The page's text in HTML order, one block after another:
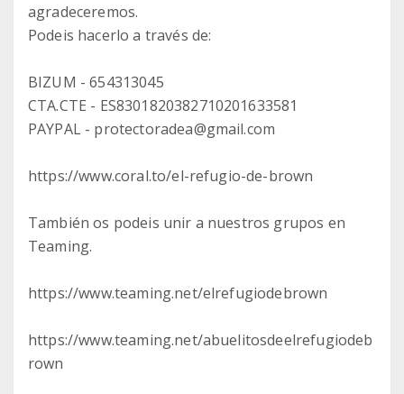
agradeceremos.
Podeis hacerlo a través de:
BIZUM - 654313045
CTA.CTE - ES8301820382710201633581
PAYPAL - protectoradea@gmail.com
https://www.coral.to/el-refugio-de-brown
También os podeis unir a nuestros grupos en
Teaming.
https://www.teaming.net/elrefugiodebrown
https://www.teaming.net/abuelitosdeelrefugiodeb
rown